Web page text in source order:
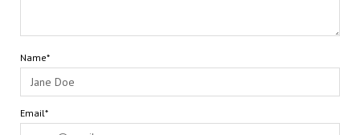
Name*
Email*